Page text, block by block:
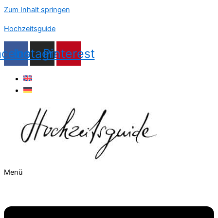
Zum Inhalt springen
Hochzeitsguide
Instagram
Pinterest
Menü